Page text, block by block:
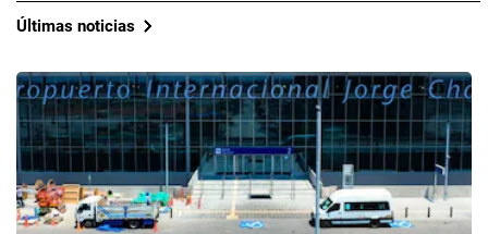
Últimas noticias